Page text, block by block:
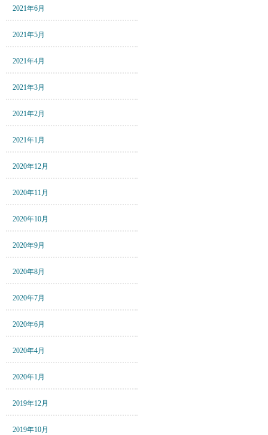
2021年6月
2021年5月
2021年4月
2021年3月
2021年2月
2021年1月
2020年12月
2020年11月
2020年10月
2020年9月
2020年8月
2020年7月
2020年6月
2020年4月
2020年1月
2019年12月
2019年10月